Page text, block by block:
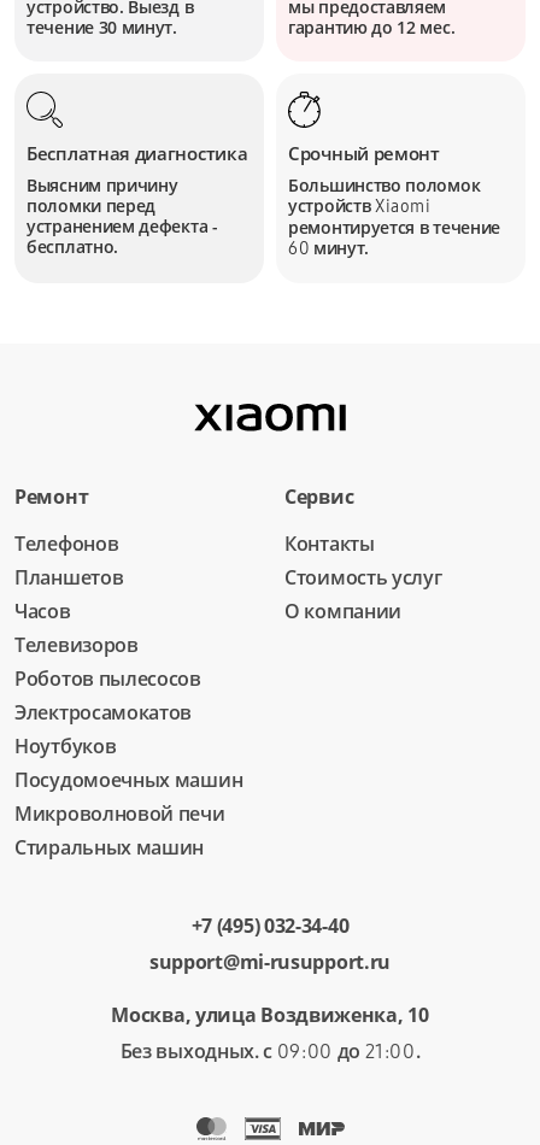
устройство. Выезд в
течение 30 минут.
мы предоставляем
гарантию до 12 мес.
Бесплатная диагностика
Выясним причину
поломки перед
устранением дефекта -
бесплатно.
Срочный ремонт
Большинство поломок
устройствXiaomi
ремонтируется в течение
60 минут.
Ремонт
Телефонов
Планшетов
Часов
Телевизоров
Роботов пылесосов
Электросамокатов
Ноутбуков
Посудомоечных машин
Микроволновой печи
Стиральных машин
Сервис
Контакты
Стоимость услуг
О компании
+7 (495) 032-34-40
support@mi-rusupport.ru
Москва, улица Воздвиженка, 10
Без выходных. с 09:00 до 21:00.